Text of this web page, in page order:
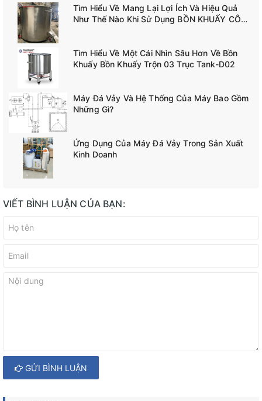
Tìm Hiểu Về Mang Lại Lợi Ích Và Hiệu Quả
Như Thế Nào Khi Sử Dụng BỒN KHUẤY CÔNG
Tìm Hiểu Về Một Cái Nhìn Sâu Hơn Về Bồn
Khuấy Bồn Khuấy Trộn 03 Trục Tank-D02
Máy Đá Vảy Và Hệ Thống Của Máy Bao Gồm
Những Gì?
Ứng Dụng Của Máy Đá Vảy Trong Sản Xuất
Kinh Doanh
VIẾT BÌNH LUẬN CỦA BẠN:
GỬI BÌNH LUẬN